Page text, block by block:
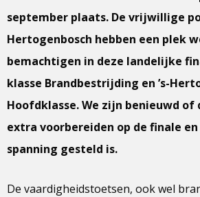
september plaats. De vrijwillige
Hertogenbosch hebben een plek
bemachtigen in deze landelijke
klasse Brandbestrijding en ’s-
Hoofdklasse. We zijn benieuwd of
extra voorbereiden op de finale
spanning gesteld is.
De vaardigheidstoetsen, ook wel